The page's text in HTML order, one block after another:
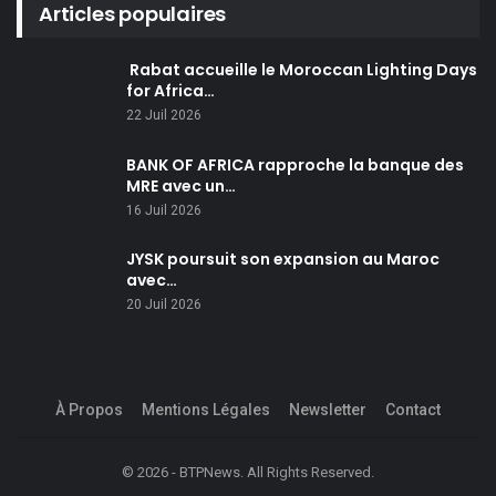
Articles populaires
Rabat accueille le Moroccan Lighting Days
for Africa…
22 Juil 2026
BANK OF AFRICA rapproche la banque des
MRE avec un…
16 Juil 2026
JYSK poursuit son expansion au Maroc
avec…
20 Juil 2026
À Propos Mentions Légales Newsletter Contact
© 2026 - BTPNews. All Rights Reserved.